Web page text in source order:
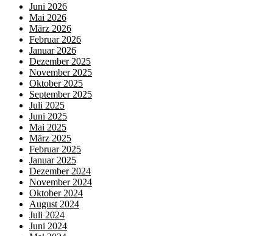
Juni 2026
Mai 2026
März 2026
Februar 2026
Januar 2026
Dezember 2025
November 2025
Oktober 2025
September 2025
Juli 2025
Juni 2025
Mai 2025
März 2025
Februar 2025
Januar 2025
Dezember 2024
November 2024
Oktober 2024
August 2024
Juli 2024
Juni 2024